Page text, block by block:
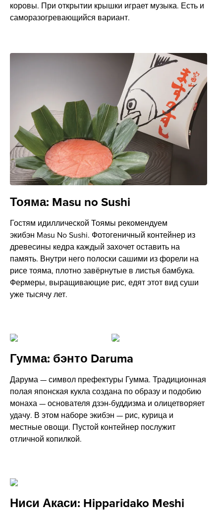
коровы. При открытии крышки играет музыка. Есть и
саморазогревающийся вариант.
Тояма: Masu no Sushi
Гостям идиллической Тоямы рекомендуем
экибэн Masu No Sushi. Фотогеничный контейнер из
древесины кедра каждый захочет оставить на
память. Внутри него полоски сашими из форели на
рисе тояма, плотно завёрнутые в листья бамбука.
Фермеры, выращивающие рис, едят этот вид суши
уже тысячу лет.
Гумма: бэнто Daruma
Дарума — символ префектуры Гумма. Традиционная
полая японская кукла создана по образу и подобию
монаха — основателя дзэн-буддизма и олицетворяет
удачу. В этом наборе экибэн — рис, курица и
местные овощи. Пустой контейнер послужит
отличной копилкой.
Ниси Акаси: Hipparidako Meshi